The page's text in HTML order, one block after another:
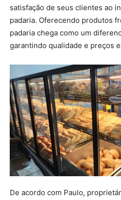
satisfação de seus clientes ao
padaria. Oferecendo produtos
padaria chega como um
garantindo qualidade e preços
De acordo com Paulo,